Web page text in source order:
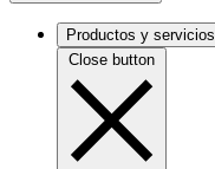
Productos y servicios
Close button